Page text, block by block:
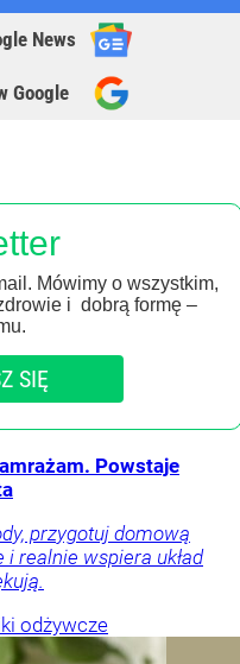
News
Google
Mówimy o wszystkim,
i dobrą formę –
SIĘ
Powstaje
przygotuj domową
i realnie wspiera układ
odżywcze